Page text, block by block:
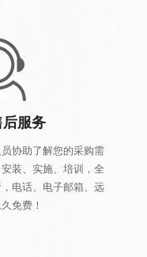
服务
协助了解您的采购需
装、实施、培训，全
电话、电子邮箱、远
免费！